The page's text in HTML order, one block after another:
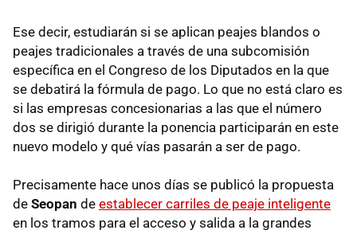
Ese decir, estudiarán si se aplican peajes blandos o
peajes tradicionales a través de una subcomisión
específica en el Congreso de los Diputados en la que
se debatirá la fórmula de pago. Lo que no está claro es
si las empresas concesionarias a las que el número
dos se dirigió durante la ponencia participarán en este
nuevo modelo y qué vías pasarán a ser de pago.
Precisamente hace unos días se publicó la propuesta
de Seopan de establecer carriles de peaje inteligente
en los tramos para el acceso y salida a la grandes